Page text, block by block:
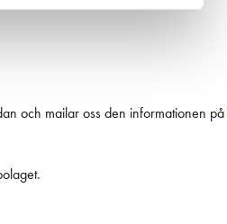
och mailar oss den informationen på